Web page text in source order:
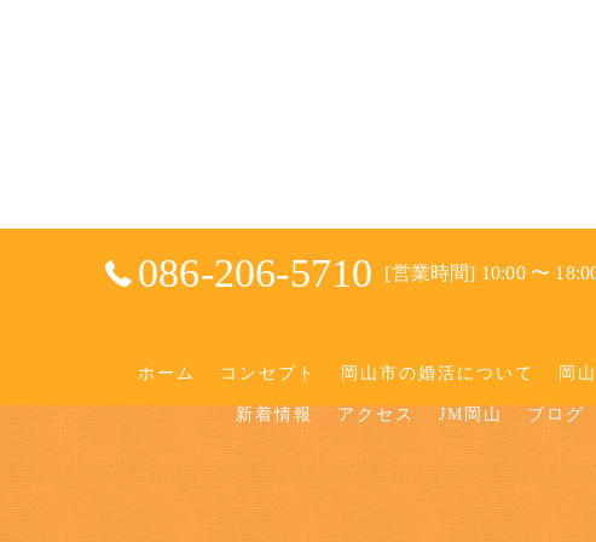
086-206-5710 [営業時間] 10:00 〜
ホーム コンセプト 岡山市の婚活について 岡
新着情報 アクセス JM岡山 ブログ